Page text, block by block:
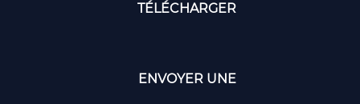
TÉLÉCHARGER
ENVOYER UNE